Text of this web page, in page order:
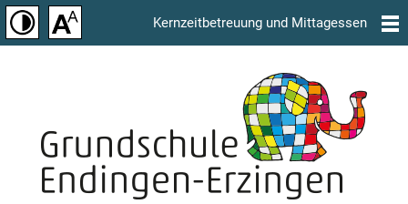
Kernzeitbetreuung und Mittagessen